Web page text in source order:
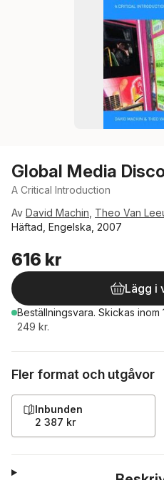
Global Media
A Critical Introduction
Av David Machin Theo Van
Häftad, Engelska, 2007
616 kr
Lägg i
Beställningsvara. Skickas inom
249 kr.
Fler format och utgåvor
Inbunden
2 387 kr